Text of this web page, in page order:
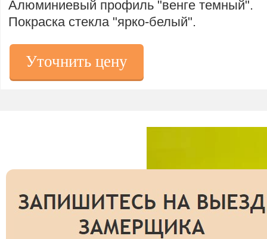
Алюминиевый профиль "венге темный".
Покраска стекла "ярко-белый".
Уточнить цену